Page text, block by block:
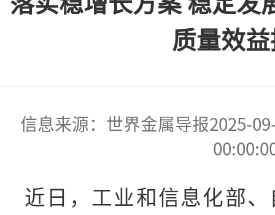
质量效
信息来源：世界金属导报2025-
近日，工业和信息化部